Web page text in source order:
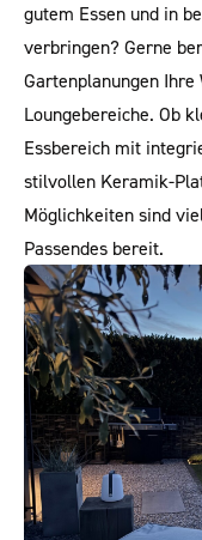
gutem Essen und in
verbringen? Gerne
Gartenplanungen Ihre
Loungebereiche. Ob
Essbereich mit
stilvollen Keramik-
Möglichkeiten sind
Passendes bereit.